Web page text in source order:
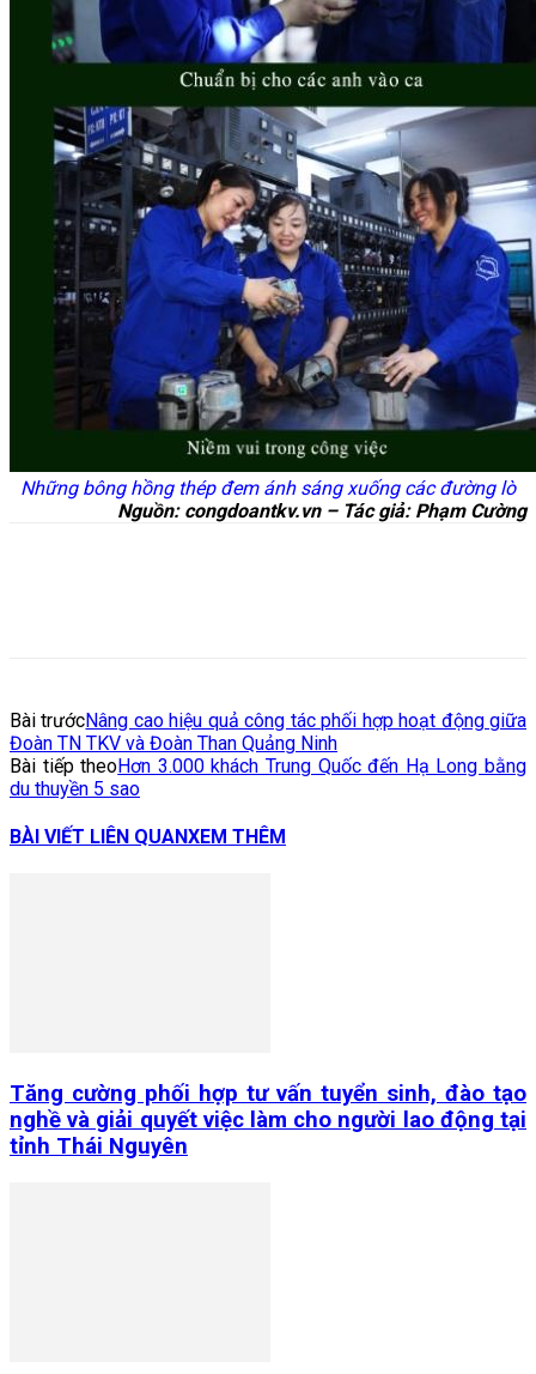
Những bông hồng thép đem ánh sáng xuống các đường lò
Nguồn: congdoantkv.vn – Tác giả: Phạm Cường
Bài trướcNâng cao hiệu quả công tác phối hợp hoạt động giữa
Đoàn TN TKV và Đoàn Than Quảng Ninh
Bài tiếp theoHơn 3.000 khách Trung Quốc đến Hạ Long bằng
du thuyền 5 sao
BÀI VIẾT LIÊN QUANXEM THÊM
Tăng cường phối hợp tư vấn tuyển sinh, đào tạo
nghề và giải quyết việc làm cho người lao động tại
tỉnh Thái Nguyên